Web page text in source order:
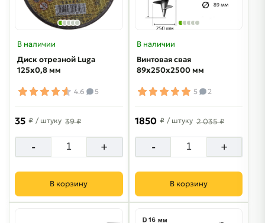
В наличии
Диск отрезной Luga
125х0,8 мм
4.6 5
35 ₽ / штуку 39 ₽
- +
В корзину
В наличии
Винтовая свая
89х250х2500 мм
5 2
1850 ₽ / штуку 2 035 ₽
- +
В корзину